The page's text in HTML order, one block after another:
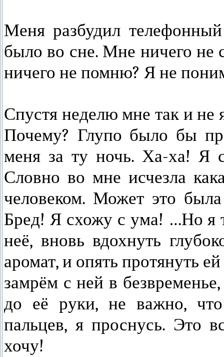
Меня разбудил
было во сне. Мне ничего не
ничего не помню? Я не
Спустя неделю мне так и не
Почему? Глупо было бы
меня за ту ночь. Ха-ха! Я
Словно во мне исчезла
человеком. Может это
Бред! Я схожу с ума! …Но я
неё, вновь вдохнуть
аромат, и опять протянуть
замрём с ней в
до её руки, не важно,
пальцев, я проснусь. Это
хочу!